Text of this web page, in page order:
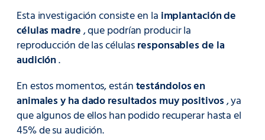
Esta investigación consiste en la implantación de
células madre, que podrían producir la
reproducción de las célulasresponsables de la
audición.
En estos momentos, estántestándolos en
animales y ha dado resultados muy positivos, ya
que algunos de ellos han podido recuperar hasta el
45% de su audición.